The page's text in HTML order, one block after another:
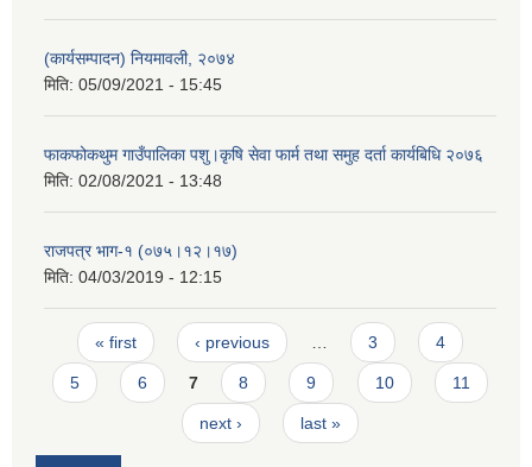
(कार्यसम्पादन) नियमावली, २०७४
मिति: 05/09/2021 - 15:45
फाकफोकथुम गाउँपालिका पशु।कृषि सेवा फार्म तथा समुह दर्ता कार्यबिधि २०७६
मिति: 02/08/2021 - 13:48
राजपत्र भाग-१ (०७५।१२।१७)
मिति: 04/03/2019 - 12:15
Pages
« first ‹ previous 3 4
5 6 7 8 9 10 11
next › last »